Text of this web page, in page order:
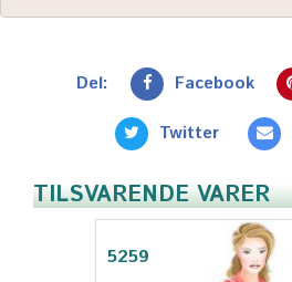
Del: Facebook
Twitter
TILSVARENDE VARER
5259